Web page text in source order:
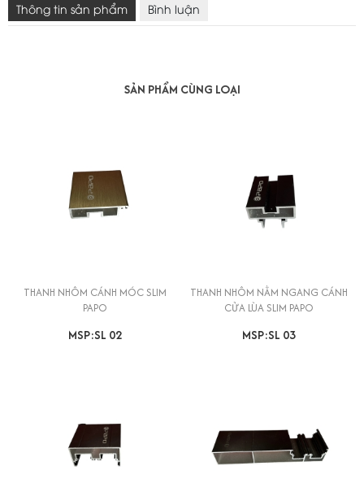
Thông tin sản phẩm Bình luận
SẢN PHẨM CÙNG LOẠI
THANH NHÔM CÁNH MÓC SLIM
PAPO
MSP:SL 02
THANH NHÔM NẰM NGANG CÁNH
CỬA LÙA SLIM PAPO
MSP:SL 03